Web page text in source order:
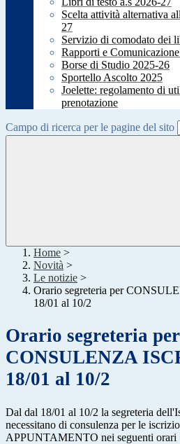
Scelta attività alternativa
27
Servizio di comodato dei
Rapporti e
Borse di Studio 2025-26
Sportello Ascolto 2025
Joelette: regolamento di
prenotazione
Campo di ricerca per le pagine del sito
Home >
Novità >
Le notizie >
Orario segreteria per
18/01 al 10/2
Orario segreteria per
CONSULENZA
18/01 al 10/2
Dal dal 18/01 al 10/2 la segreteria
necessitano di consulenza per le
APPUNTAMENTO nei seguenti orari